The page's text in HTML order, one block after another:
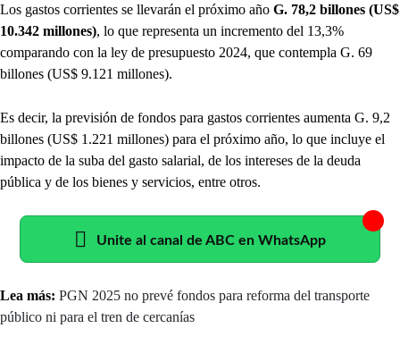
Los gastos corrientes se llevarán el próximo año G. 78,2 billones (US$
10.342 millones), lo que representa un incremento del 13,3%
comparando con la ley de presupuesto 2024, que contempla G. 69
billones (US$ 9.121 millones).
Es decir, la previsión de fondos para gastos corrientes aumenta G. 9,2
billones (US$ 1.221 millones) para el próximo año, lo que incluye el
impacto de la suba del gasto salarial, de los intereses de la deuda
pública y de los bienes y servicios, entre otros.
Unite al canal de ABC en WhatsApp
Lea más: PGN 2025 no prevé fondos para reforma del transporte
público ni para el tren de cercanías